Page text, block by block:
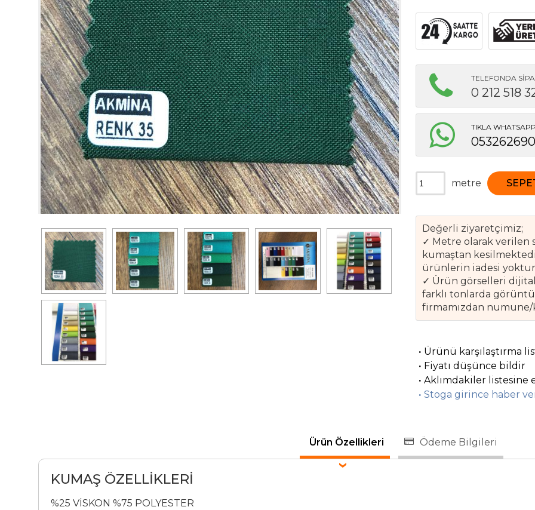
TELEFONDA
0 212 518
TIKLA
metre
Değerli ziyaretçimiz;
✓ Metre olarak
kumaştan
ürünlerin iadesi
✓ Ürün görselleri
farklı tonlarda
firmamızdan
· Ürünü karşılaştırma
· Fiyatı düşünce bildir
·Aklımdakiler listesine
·Stoga girince haber
Ürün Özellikleri Ödeme Bilgileri
KUMAŞ ÖZELLİKLERİ
%25 VİSKON %75 POLYESTER